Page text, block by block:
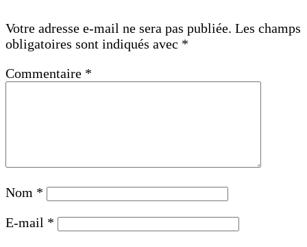
Votre adresse e-mail ne sera pas publiée. Les champs
obligatoires sont indiqués avec *
Commentaire *
Nom *
E-mail *